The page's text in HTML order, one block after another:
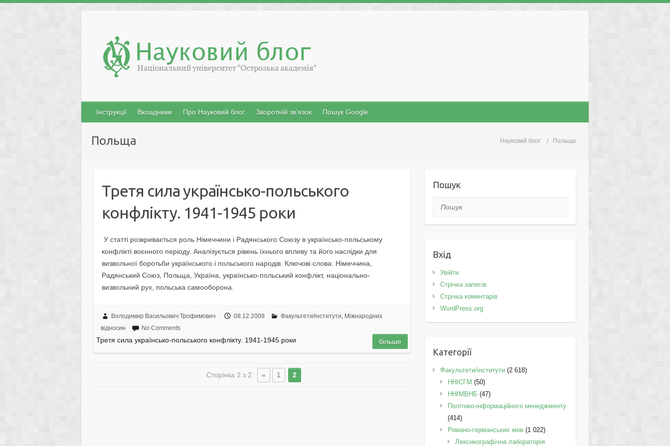
content
Інструкції Вкладники Про Науковий блог Зворотній зв’язок Пошук Google
Науковий блоґ Польща
Польща
Третя сила українсько-польського
конфлікту. 1941-1945 роки
У статті розкривається роль Німеччини і Радянського Союзу в українсько-польському
конфлікті воєнного періоду. Аналізується рівень їхнього впливу та його наслідки для
визвольної боротьби українського і польського народів. Ключові слова: Німеччина,
Радянський Союз, Польща, Україна, українсько-польський конфлікт, національно-
визвольний рух, польська самооборона.
Володимир Васильович Трофимович 08.12.2009 Факультети/інститути, Міжнародних
відносин
No Comments
Третя сила українсько-польського конфлікту. 1941-1945 роки більше
Сторінка 2 з 2 « 1 2
Пошук
Пошук
Вхід
Увійти
Стрічка записів
Стрічка коментарів
WordPress.org
Категорії
Факультети/інститути(2 618)
ННІСГМ (50)
ННІМВНБ (47)
Політико-інформаційного менеджменту
(414)
Романо-германських мов(1 022)
Лексикографічна лабораторія